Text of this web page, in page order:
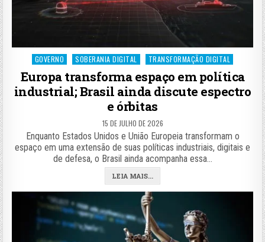
Posted
GOVERNO SOBERANIA DIGITAL TRANSFORMAÇÃO DIGITAL
Europa transforma espaço em política
industrial; Brasil ainda discute espectro
e órbitas
15 DE JULHO DE 2026
Enquanto Estados Unidos e União Europeia transformam o
espaço em uma extensão de suas políticas industriais, digitais e
de defesa, o Brasil ainda acompanha essa…
LEIA MAIS...